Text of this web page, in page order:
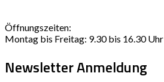
Öffnungszeiten:
Montag bis Freitag: 9.30 bis 16.30 Uhr
Newsletter Anmeldung